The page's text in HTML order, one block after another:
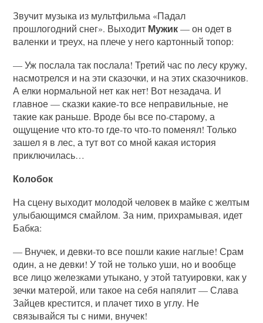
Звучит музыка из мультфильма «Падал
прошлогодний снег». Выходит Мужик— он одет в
валенки и треух, на плече у него картонный топор:
— Уж послала так послала! Третий час по лесу кружу,
насмотрелся и на эти сказочки, и на этих сказочников.
А елки нормальной нет как нет! Вот незадача. И
главное — сказки какие-то все неправильные, не
такие как раньше. Вроде бы все по-старому, а
ощущение что кто-то где-то что-то поменял! Только
зашел я в лес, а тут вот со мной какая история
приключилась…
Колобок
На сцену выходит молодой человек в майке с желтым
улыбающимся смайлом. За ним, прихрамывая, идет
Бабка:
— Внучек, и девки-то все пошли какие наглые! Срам
один, а не девки! У той не только уши, но и вообще
все лицо железками утыкано, у этой татуировки, как у
зечки матерой, или такое на себя напялит — Слава
Зайцев крестится, и плачет тихо в углу. Не
связывайся ты с ними, внучек!